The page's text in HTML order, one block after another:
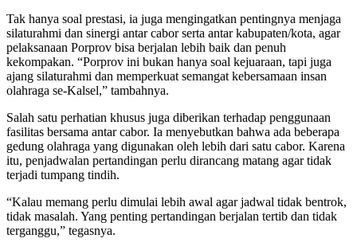
Tak hanya soal prestasi, ia juga mengingatkan pentingnya menjaga
silaturahmi dan sinergi antar cabor serta antar kabupaten/kota, agar
pelaksanaan Porprov bisa berjalan lebih baik dan penuh
kekompakan. “Porprov ini bukan hanya soal kejuaraan, tapi juga
ajang silaturahmi dan memperkuat semangat kebersamaan insan
olahraga se-Kalsel,” tambahnya.
Salah satu perhatian khusus juga diberikan terhadap penggunaan
fasilitas bersama antar cabor. Ia menyebutkan bahwa ada beberapa
gedung olahraga yang digunakan oleh lebih dari satu cabor. Karena
itu, penjadwalan pertandingan perlu dirancang matang agar tidak
terjadi tumpang tindih.
“Kalau memang perlu dimulai lebih awal agar jadwal tidak bentrok,
tidak masalah. Yang penting pertandingan berjalan tertib dan tidak
terganggu,” tegasnya.